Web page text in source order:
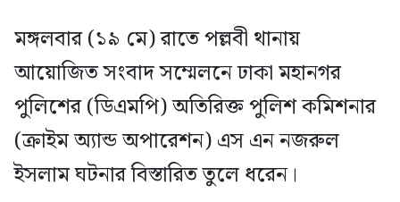
মঙ্গলবার (১৯ মে) রাতে পল্লবী থানায়
আয়োজিত সংবাদ সম্মেলনে ঢাকা মহানগর
পুলিশের (ডিএমপি) অতিরিক্ত পুলিশ কমিশনার
(ক্রাইম অ্যান্ড অপারেশন) এস এন নজরুল
ইসলাম ঘটনার বিস্তারিত তুলে ধরেন।